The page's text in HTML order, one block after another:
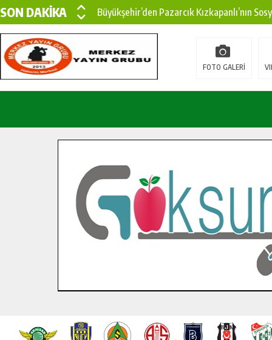
SON DAKİKA
Büyükşehir’den Pazarcık Kızkapanlı’nın
Büyükşehir’den Pazarcık Kırsalına Modern
Çin’den KSÜ’ye Uluslararası Başarı:
İlçe Jandarma Komutanı Karakaya’dan
Bertiz’in Yeni Köprüsünde Sona Doğru.
FOTO GALERİ